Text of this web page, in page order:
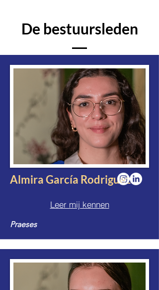
De bestuursleden
Almira García Rodriguez
Leer mij kennen
Praeses